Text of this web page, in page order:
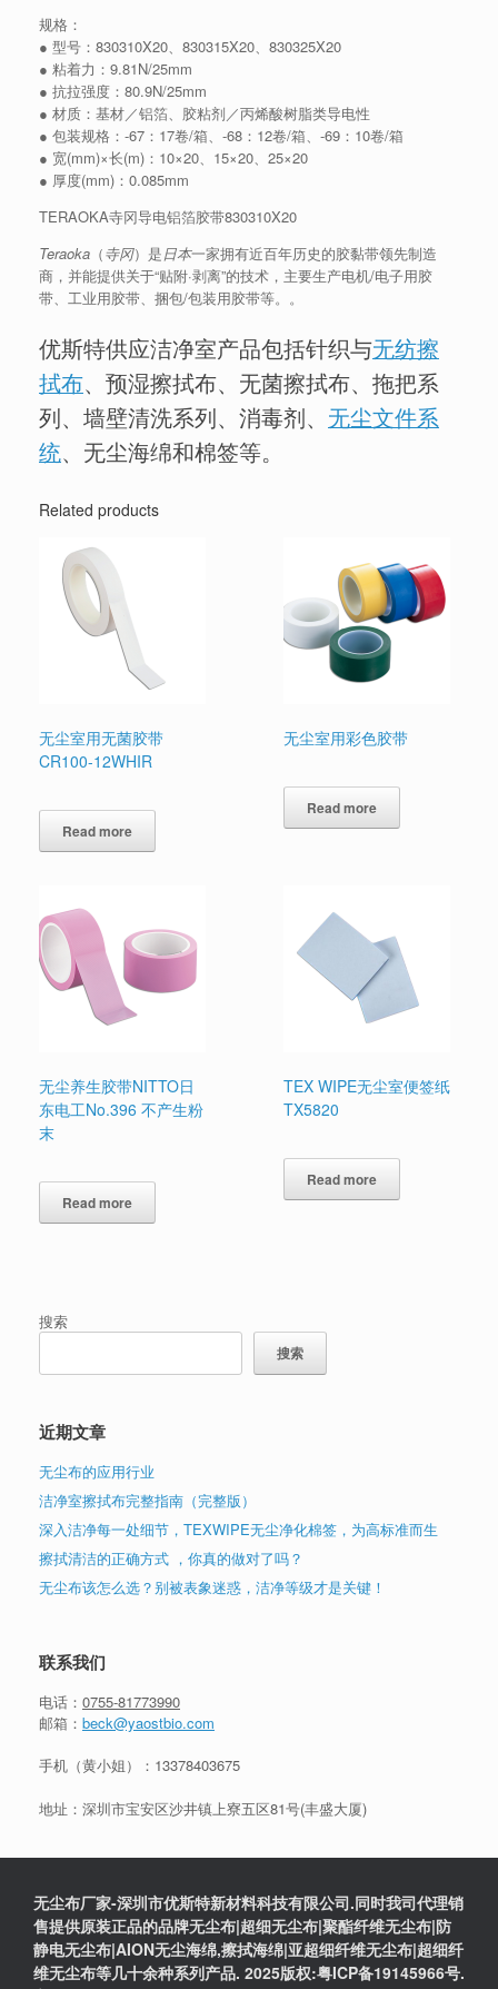
规格：
● 型号：830310X20、830315X20、830325X20
● 粘着力：9.81N/25mm
● 抗拉强度：80.9N/25mm
● 材质：基材／铝箔、胶粘剂／丙烯酸树脂类导电性
● 包装规格：-67：17卷/箱、-68：12卷/箱、-69：10卷/箱
● 宽(mm)×长(m)：10×20、15×20、25×20
● 厚度(mm)：0.085mm
TERAOKA寺冈导电铝箔胶带830310X20
Teraoka （寺冈）是日本一家拥有近百年历史的胶黏带领先制造
商，并能提供关于“贴附·剥离”的技术，主要生产电机/电子用胶
带、工业用胶带、捆包/包装用胶带等。。
优斯特供应洁净室产品包括针织与无纺擦
拭布、预湿擦拭布、无菌擦拭布、拖把系
列、墙壁清洗系列、消毒剂、 无尘文件系
统、无尘海绵和棉签等。
Related products
无尘室用无菌胶带
CR100-12WHIR
Read more
无尘室用彩色胶带
Read more
无尘养生胶带NITTO日
东电工No.396 不产生粉
末
Read more
TEX WIPE无尘室便签纸
TX5820
Read more
搜索
搜索
近期文章
无尘布的应用行业
洁净室擦拭布完整指南（完整版）
深入洁净每一处细节，TEXWIPE无尘净化棉签，为高标准而生
擦拭清洁的正确方式 ，你真的做对了吗？
无尘布该怎么选？别被表象迷惑，洁净等级才是关键！
联系我们
电话： 0755-81773990
邮箱： beck@yaostbio.com
手机（黄小姐）： 13378403675
地址：深圳市宝安区沙井镇上寮五区81号(丰盛大厦)
无尘布厂家-深圳市优斯特新材料科技有限公司.同时我司代理销
售提供原装正品的品牌无尘布|超细无尘布|聚酯纤维无尘布|防
静电无尘布|AION无尘海绵,擦拭海绵|亚超细纤维无尘布|超细纤
维无尘布等几十余种系列产品. 2025版权:粤ICP备19145966号.